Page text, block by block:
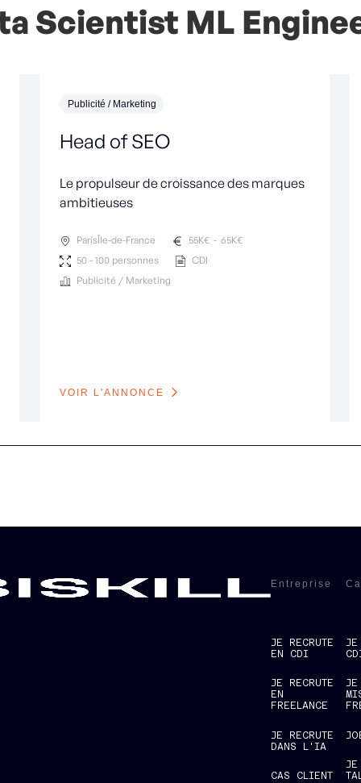
Scientist ML
Publicité / Marketing
Head of SEO
Le propulseur de croissance des marques
ambitieuses
ParisÎle-de-France 55K€ - 65K€
50 - 100 personnes
CDI
Publicité / Marketing
VOIR L'ANNONCE
Entreprise
JE RECRUTE
EN CDI
JE RECRUTE
EN
FREELANCE
JE RECRUTE
DANS L'IA
CAS CLIENT
JE
JE
JE